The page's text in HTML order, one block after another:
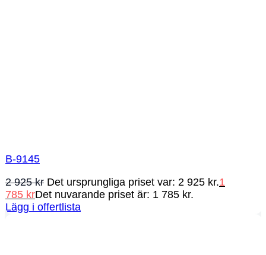
B-9145
2 925kr Det ursprungliga priset var: 2 925 kr.1
785 krDet nuvarande priset är: 1 785 kr.
Lägg i offertlista